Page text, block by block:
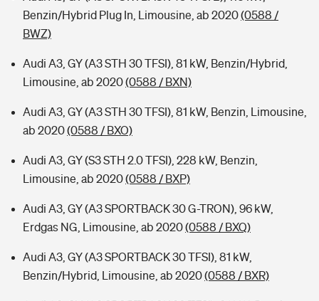
Benzin/Hybrid Plug In, Limousine, ab 2020(0588 /
BWZ)
Audi A3, GY (A3 STH 30 TFSI), 81 kW, Benzin/Hybrid,
Limousine, ab 2020(0588 / BXN)
Audi A3, GY (A3 STH 30 TFSI), 81 kW, Benzin, Limousine,
ab 2020(0588 / BXO)
Audi A3, GY (S3 STH 2.0 TFSI), 228 kW, Benzin,
Limousine, ab 2020(0588 / BXP)
Audi A3, GY (A3 SPORTBACK 30 G-TRON), 96 kW,
Erdgas NG, Limousine, ab 2020(0588 / BXQ)
Audi A3, GY (A3 SPORTBACK 30 TFSI), 81 kW,
Benzin/Hybrid, Limousine, ab 2020(0588 / BXR)